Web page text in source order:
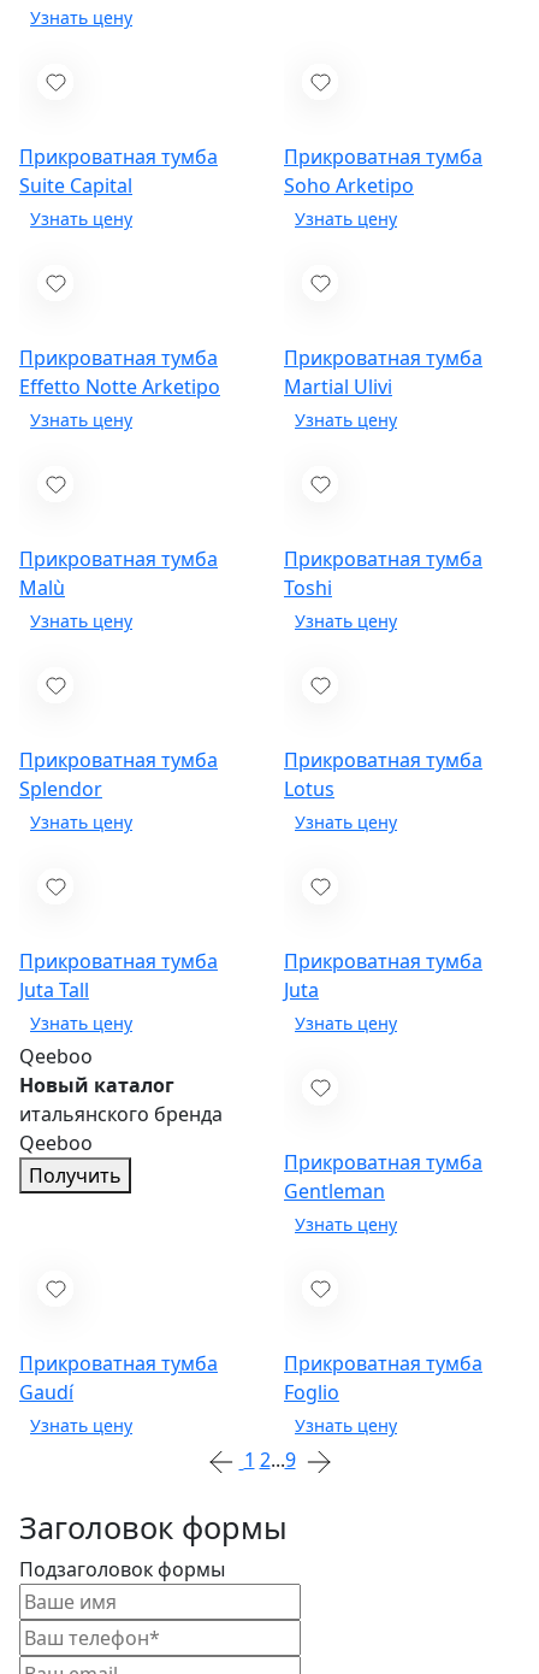
Прикроватная тумба
Suite Capital
Прикроватная тумба
Soho Arketipo
Прикроватная тумба
Effetto NotteArketipo
Прикроватная тумба
Martial Ulivi
Прикроватная тумба
Malù
Прикроватная тумба
Toshi
Прикроватная тумба
Splendor
Прикроватная тумба
Lotus
Прикроватная тумба
Juta Tall
Прикроватная тумба
Juta
Qeeboo
Новый каталог
итальянского бренда
Qeeboo
Получить
Прикроватная тумба
Gentleman
Прикроватная тумба
Gaudí
Прикроватная тумба
Foglio
1 2...9
Заголовок формы
Подзаголовок формы